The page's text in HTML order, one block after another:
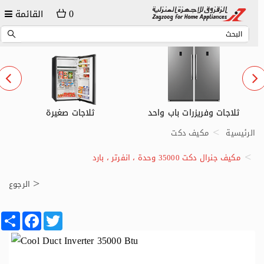
القائمة 0
ثلاجات وفريزرات باب واحد ثلاجات صغيرة
الرئيسية
مكيف دكت
مكيف جنرال دكت 35000 وحدة ، انفرتر ، بارد
الرجوع
Share
FacebookTwitter